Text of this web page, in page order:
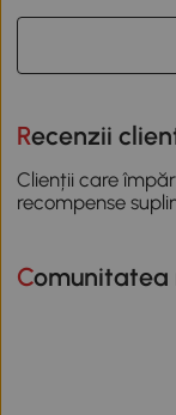
Recenzii
Clienții care
recompense